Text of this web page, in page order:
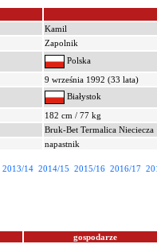
Kamil
Zapolnik
Polska
9 września 1992 (33 lata)
Białystok
182 cm / 77 kg
Bruk-Bet Termalica Nieciecza
napastnik
2013/14 2014/15 2015/16 2016/17
gospodarze